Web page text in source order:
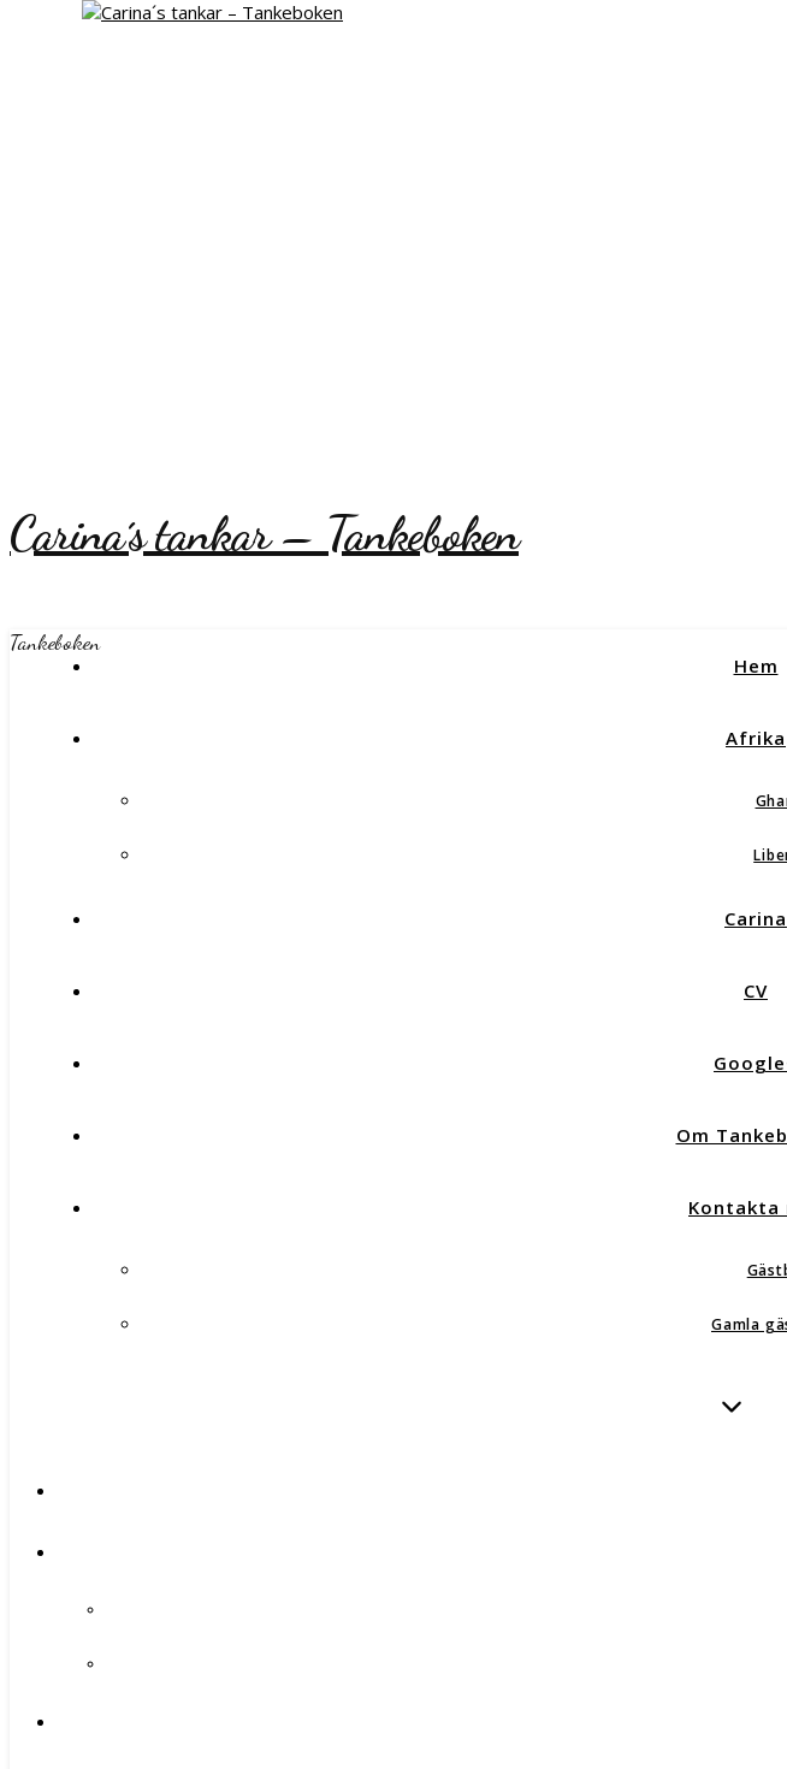
Carina´s tankar – Tankeboken
Tankeboken
Hem
Afrika
Carina
CV
Om
Kontakta
Gamla